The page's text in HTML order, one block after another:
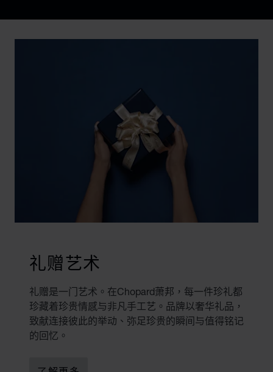
礼赠艺术
礼赠是一门艺术。在Chopard萧邦，每一件珍礼都
珍藏着珍贵情感与非凡手工艺。品牌以奢华礼品，
致献连接彼此的举动、弥足珍贵的瞬间与值得铭记
的回忆。